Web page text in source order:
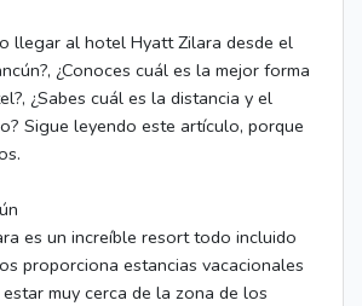
llegar al hotel Hyatt Zilara desde el
¿Conoces cuál es la mejor forma
¿Sabes cuál es la distancia y el
Sigue leyendo este artículo, porque
es un increíble resort todo incluido
proporciona estancias vacacionales
muy cerca de la zona de los